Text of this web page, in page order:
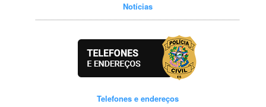
Notícias
Telefones e endereços